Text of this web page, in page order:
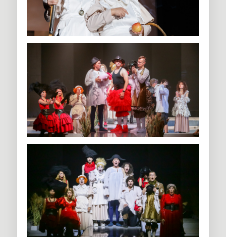
Несмотря на то, что комедия написана Мольером в
конце XVII века, история актуальна и по сей день. Её активно
ставят в разных театрах страны и мира.
Режиссер спектакля — Екатерина Половцева уверена — такие
произведения в каждом временном отрезке звучат по-
— Мне интересно посмотреть, как произведение, написанное
несколько столетий назад, соприкасается с сегодняшней
жизнью и реалиями. Мне кажется, «Тартюф» сегодня
показывает нам то, что невозможное возможно. То, что еще
вчера это было запрещено, сегодня одобряется обществом.